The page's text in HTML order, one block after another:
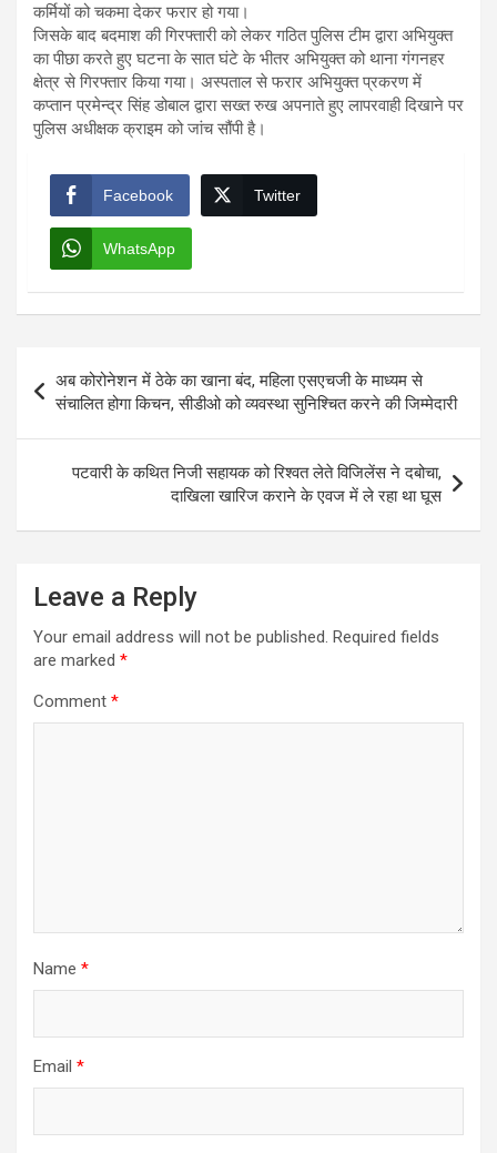
कर्मियों को चकमा देकर फरार हो गया।
जिसके बाद बदमाश की गिरफ्तारी को लेकर गठित पुलिस टीम द्वारा अभियुक्त
का पीछा करते हुए घटना के सात घंटे के भीतर अभियुक्त को थाना गंगनहर
क्षेत्र से गिरफ्तार किया गया। अस्पताल से फरार अभियुक्त प्रकरण में
कप्तान प्रमेन्द्र सिंह डोबाल द्वारा सख्त रुख अपनाते हुए लापरवाही दिखाने पर
पुलिस अधीक्षक क्राइम को जांच सौंपी है।
Facebook Twitter
WhatsApp
navigation
अब कोरोनेशन में ठेके का खाना बंद, महिला एसएचजी के माध्यम से
संचालित होगा किचन, सीडीओ को व्यवस्था सुनिश्चित करने की जिम्मेदारी
पटवारी के कथित निजी सहायक को रिश्वत लेते विजिलेंस ने दबोचा,
दाखिला खारिज कराने के एवज में ले रहा था घूस
Leave a Reply
Your email address will not be published. Required fields
are marked *
Comment *
Name *
Email *